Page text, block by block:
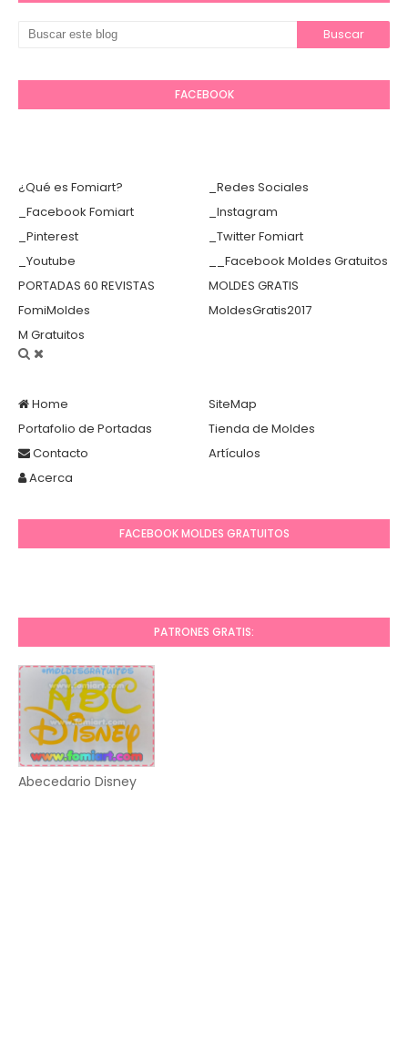
FACEBOOK
¿Qué es Fomiart?
_Redes Sociales
_Facebook Fomiart
_Instagram
_Pinterest
_Twitter Fomiart
_Youtube
__Facebook Moldes Gratuitos
PORTADAS 60 REVISTAS
MOLDES GRATIS
FomiMoldes
MoldesGratis2017
M Gratuitos
Home
SiteMap
Portafolio de Portadas
Tienda de Moldes
Contacto
Artículos
Acerca
FACEBOOK MOLDES GRATUITOS
PATRONES GRATIS:
Abecedario Disney